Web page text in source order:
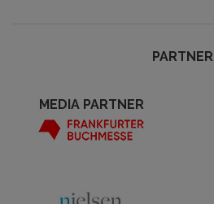
PARTNER
MEDIA PARTNER